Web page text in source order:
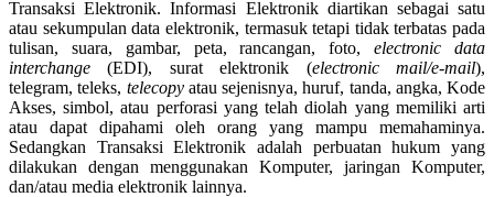
Transaksi Elektronik. Informasi Elektronik diartikan sebagai satu
atau sekumpulan data elektronik, termasuk tetapi tidak terbatas pada
tulisan, suara, gambar, peta, rancangan, foto,electronic data
interchange (EDI), surat elektronik (electronic mail/e-mail),
telegram, teleks, telecopyatau sejenisnya, huruf, tanda, angka, Kode
Akses, simbol, atau perforasi yang telah diolah yang memiliki arti
atau dapat dipahami oleh orang yang mampu memahaminya.
Sedangkan Transaksi Elektronik adalah perbuatan hukum yang
dilakukan dengan menggunakan Komputer, jaringan Komputer,
dan/atau media elektronik lainnya.